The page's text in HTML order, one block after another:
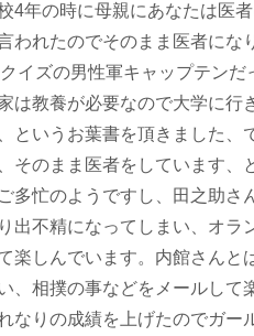
4年の時に母親にあなたは医
われたのでそのまま医者にな
イズの男性軍キャップテン
は教養が必要なので大学に
というお葉書を頂きました
そのまま医者をしています、
忙のようですし、田之助さ
出不精になってしまい、オ
楽しんでいます。内館さん
、相撲の事などをメールし
なりの成績を上げたのでガ